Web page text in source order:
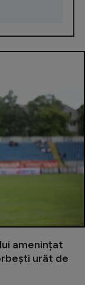
amenințat
urât de